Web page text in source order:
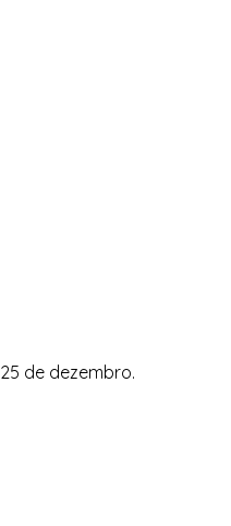
de dezembro.